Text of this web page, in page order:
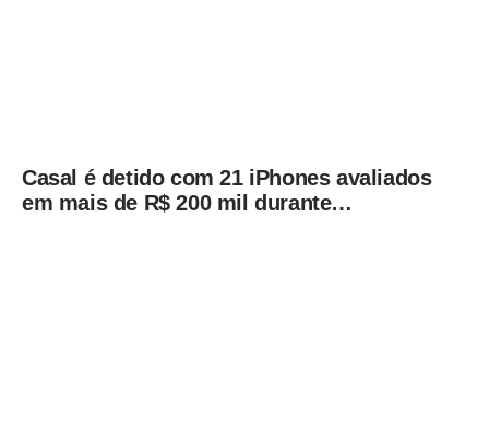
Casal é detido com 21 iPhones avaliados
em mais de R$ 200 mil durante